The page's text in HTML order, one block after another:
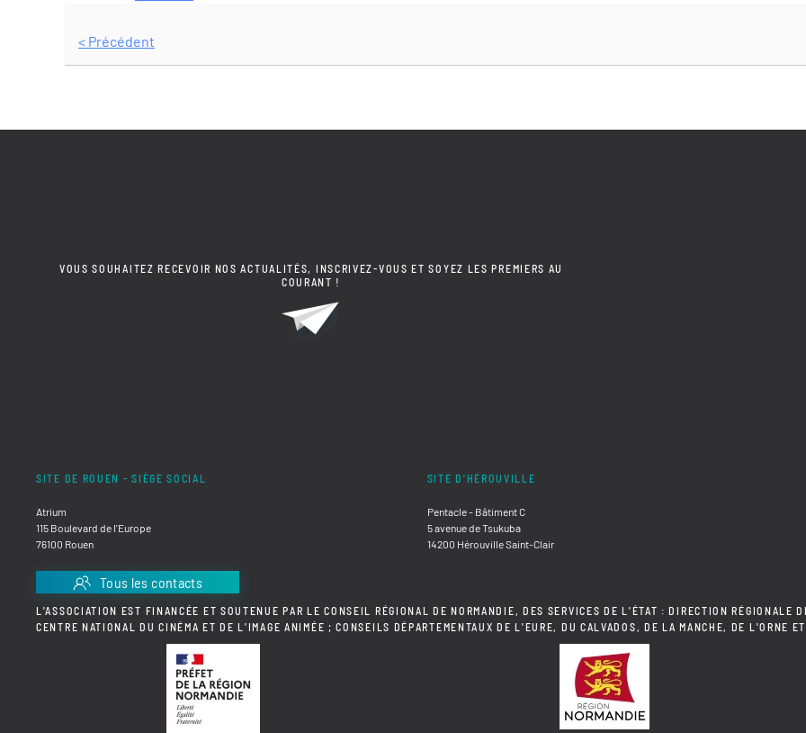
< Précédent
VOUS SOUHAITEZ RECEVOIR NOS ACTUALITÉS, INSCRIVEZ-VOUS ET SOYEZ LES PREMIERS AU
COURANT !
SITE DE ROUEN - SIÈGE SOCIAL
Atrium
115 Boulevard de l'Europe
76100 Rouen
Tous les contacts
SITE D'HÉROUVILLE
Pentacle - Bâtiment C
5 avenue de Tsukuba
14200 Hérouville Saint-Clair
L'ASSOCIATION EST FINANCÉE ET SOUTENUE PAR LE CONSEIL RÉGIONAL DE NORMANDIE, DES SERVICES DE L'ÉTAT : DIRECTION RÉGIONALE
CENTRE NATIONAL DU CINÉMA ET DE L'IMAGE ANIMÉE ; CONSEILS DÉPARTEMENTAUX DE L'EURE, DU CALVADOS, DE LA MANCHE, DE L'ORNE